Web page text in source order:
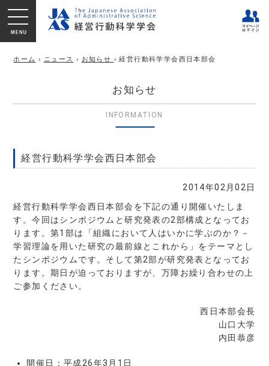
ホーム › ニュース › お知らせ › 経営行動科学学会西日本部会
お知らせ
INFORMATION
経営行動科学学会西日本部会
2014年02月02日
経営行動科学学会西日本部会を下記の通り開催いたしま
す。今回はシンポジウムと研究発表の2部構成となってお
ります。第1部は「組織において人はいかに学ぶのか？－
学習理論を用いた研究の最前線とこれから」をテーマとし
たシンポジウムです。そして第2部が研究発表となってお
ります。期日が迫っておりますが、万障お繰り合わせの上
ご参加ください。
西日本部会長
山口大学
内田恭彦
開催日：平成26年3月1日